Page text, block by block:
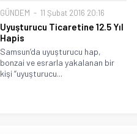
GÜNDEM 11 Şubat 2016 20:16
Uyuşturucu Ticaretine 12.5 Yıl
Hapis
Samsun’da uyuşturucu hap,
bonzai ve esrarla yakalanan bir
kişi “uyuşturucu...